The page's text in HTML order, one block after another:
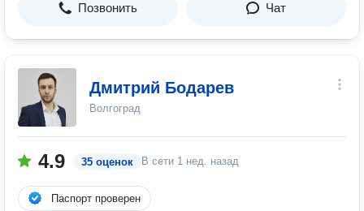
Позвонить Чат
Дмитрий Бодарев
Волгоград
4.9 35 оценок В сети 1 нед. назад
Паспорт проверен